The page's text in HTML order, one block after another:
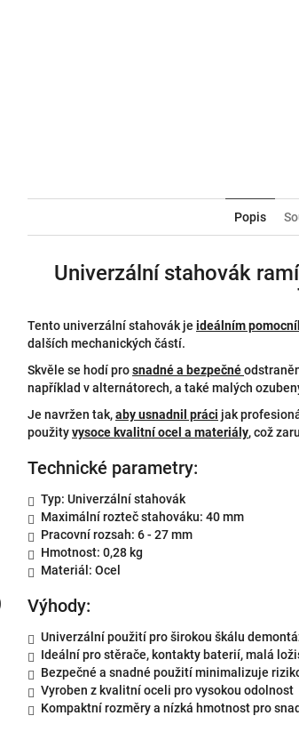
Popis
Univerzální stahovák
Tento univerzální stahovák je ideálním
dalších mechanických částí.
Skvěle se hodí prosnadné a bezpečné
například v alternátorech, a také malých
Je navržen tak,aby usnadnil práci jak
použityvysoce kvalitní ocel a materiály, což
Technické parametry:
Typ: Univerzální stahovák
Maximální rozteč stahováku: 40 mm
Pracovní rozsah: 6 - 27 mm
Hmotnost: 0,28 kg
Materiál: Ocel
Výhody:
Univerzální použití pro širokou škálu
Ideální pro stěrače, kontakty baterií, malá
Bezpečné a snadné použití minimalizuje
Vyroben z kvalitní oceli pro vysokou odolnost
Kompaktní rozměry a nízká hmotnost pro